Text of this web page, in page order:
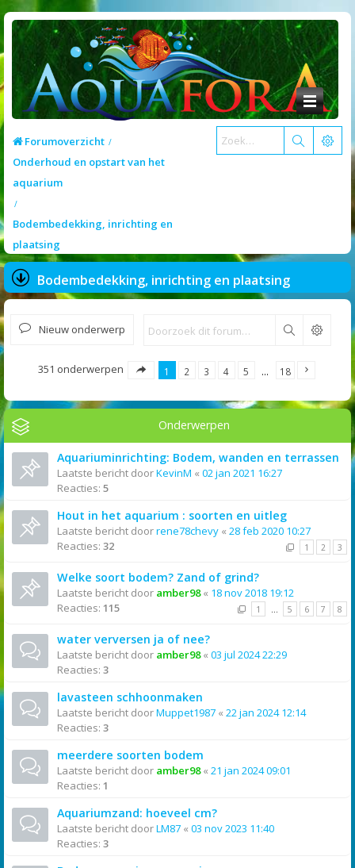
Forumoverzicht
Onderhoud en opstart van het
aquarium
Bodembedekking, inrichting en
plaatsing
Bodembedekking, inrichting en plaatsing
Nieuw onderwerp Zoek
351 onderwerpen 1 2 3 4 5 … 18
Onderwerpen
Aquariuminrichting: Bodem, wanden en terrassen
Laatste bericht doorKevinM « 02 jan 2021 16:27
Reacties: 5
Hout in het aquarium : soorten en uitleg
Laatste bericht doorrene78chevy « 28 feb 2020 10:27
Reacties: 32 1 2 3
Welke soort bodem? Zand of grind?
Laatste bericht door amber98« 18 nov 2018 19:12
Reacties: 115 1 … 5 6 7 8
water verversen ja of nee?
Laatste bericht door amber98« 03 jul 2024 22:29
Reacties: 3
lavasteen schhoonmaken
Laatste bericht doorMuppet1987 « 22 jan 2024 12:14
Reacties: 3
meerdere soorten bodem
Laatste bericht door amber98« 21 jan 2024 09:01
Reacties: 1
Aquariumzand: hoeveel cm?
Laatste bericht doorLM87 « 03 nov 2023 11:40
Reacties: 3